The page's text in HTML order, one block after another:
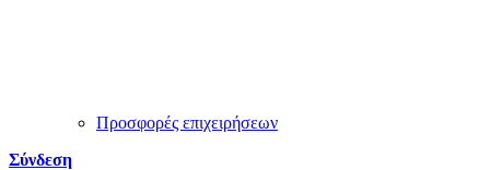
Προσφορές επιχειρήσεων
Σύνδεση